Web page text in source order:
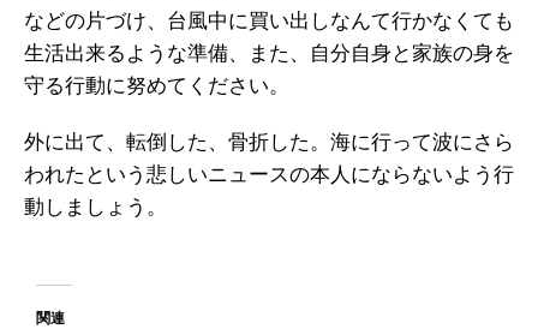
などの片づけ、台風中に買い出しなんて行かなくても
生活出来るような準備、また、自分自身と家族の身を
守る行動に努めてください。
外に出て、転倒した、骨折した。海に行って波にさら
われたという悲しいニュースの本人にならないよう行
動しましょう。
関連